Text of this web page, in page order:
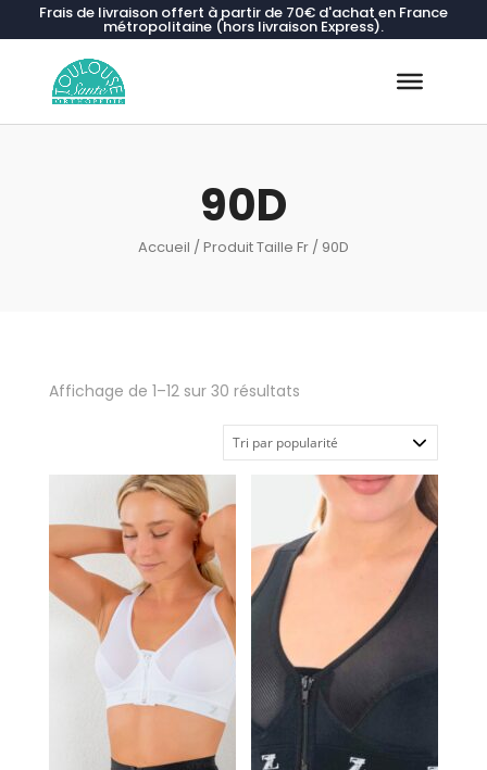
Frais de livraison offert à partir de 70€ d'achat en France
métropolitaine (hors livraison Express).
90D
Accueil / Produit Taille Fr / 90D
Affichage de 1–12 sur 30 résultatsTrié
popularité